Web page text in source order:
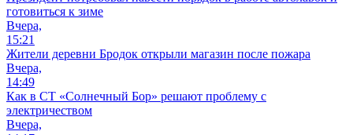
готовиться к зиме
Вчера,
15:21
Жители деревни Бродок открыли магазин после пожара
Вчера,
14:49
Как в СТ «Солнечный Бор» решают проблему с
электричеством
Вчера,